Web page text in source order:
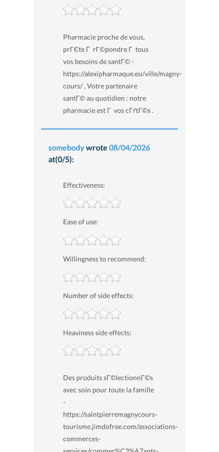
Pharmacie proche de vous,
prГЄte Г rГ©pondre Г tous
vos besoins de santГ© -
https://alexipharmaque.eu/ville/magny-
cours/ , Votre partenaire
santГ© au quotidien : notre
pharmacie est Г vos cГґtГ©s .
somebodywrote 08/04/2026
at(0/5):
Effectiveness:
Ease of use:
Willingness to recommend:
Number of side effects:
Heaviness side effects:
Des produits sГ©lectionnГ©s
avec soin pour toute la famille
-
https://saintpierremagnycours-
tourisme.jimdofree.com/associations-
commerces-